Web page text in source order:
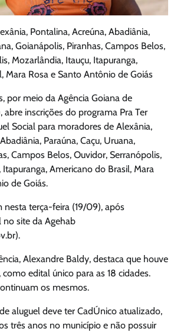
Pontalina, Acreúna, Abadiânia,
Goianápolis, Piranhas, Campos Belos,
Mozarlândia, Itauçu, Itapuranga,
Mara Rosa e Santo Antônio de Goiás
por meio da Agência Goiana de
abre inscrições do programa Pra Ter
Social para moradores de Alexânia,
Paraúna, Caçu, Uruana,
Campos Belos, Ouvidor, Serranópolis,
Americano do Brasil, Mara
de Goiás.
nesta terça-feira (19/09), após
no site da Agehab
Alexandre Baldy, destaca que houve
edital único para as 18 cidades.
os mesmos.
aluguel deve ter CadÚnico atualizado,
três anos no município e não possuir